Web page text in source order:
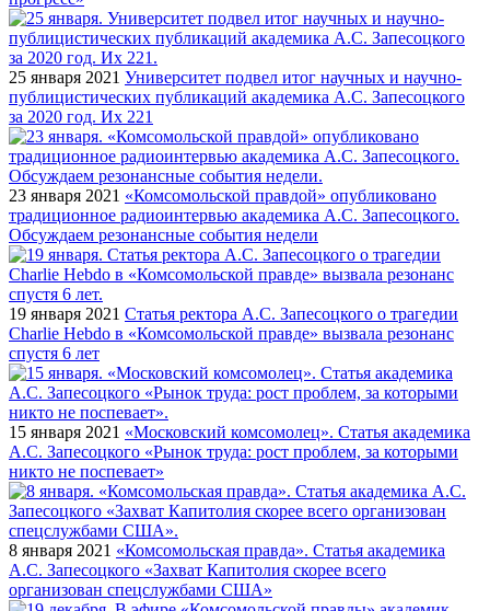
25 января 2021 Университет подвел итог научных и научно-
публицистических публикаций академика А.С. Запесоцкого
за 2020 год. Их 221
23 января 2021 «Комсомольской правдой» опубликовано
традиционное радиоинтервью академика А.С. Запесоцкого.
Обсуждаем резонансные события недели
19 января 2021 Статья ректора А.С. Запесоцкого о трагедии
Сharlie Hebdo в «Комсомольской правде» вызвала резонанс
спустя 6 лет
15 января 2021 «Московский комсомолец». Статья академика
А.С. Запесоцкого «Рынок труда: рост проблем, за которыми
никто не поспевает»
8 января 2021 «Комсомольская правда». Статья академика
А.С. Запесоцкого «Захват Капитолия скорее всего
организован спецслужбами США»